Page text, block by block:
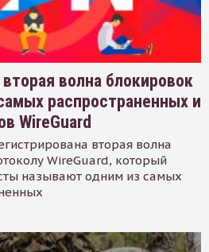
волна блокировок
распространенных и
WireGuard
вторая волна
WireGuard, который
называют одним из самых